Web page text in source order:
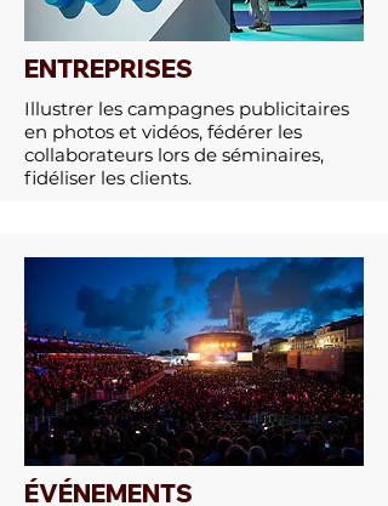
ENTREPRISES
Illustrer les campagnes publicitaires
en photos et vidéos, fédérer les
collaborateurs lors de séminaires,
fidéliser les clients.
ÉVÉNEMENTS